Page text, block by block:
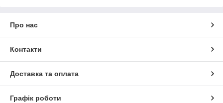
Про нас
Контакти
Доставка та оплата
Графік роботи